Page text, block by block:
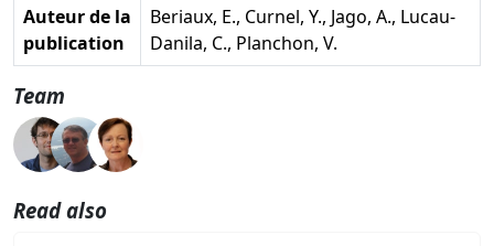
Auteur de la
publication
Beriaux, E., Curnel, Y., Jago, A., Lucau-
Danila, C., Planchon, V.
Team
Read also